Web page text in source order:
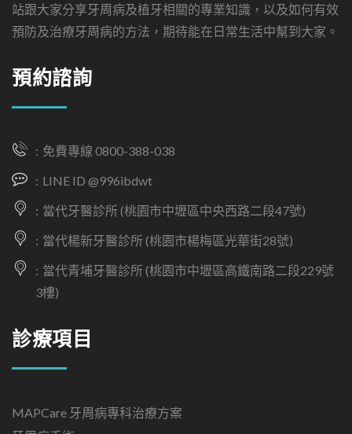
站跟大家分享牙周病及植牙相關的專業知識，以及如何有效
預防及治療牙周病的方法，期待能在日常生活中幫到大家。
預約諮詢
免費專線 0800-388-038
LINE ID @996ibdwt
當代牙醫診所 (桃園市中壢區中央西路二段47號)
當代楊新牙醫診所 (桃園市楊梅區光華街28號)
當代青埔牙醫診所 (桃園市中壢區高鐵南路二段229號
3樓)
診療項目
MAPCare 牙周病專科治療方案